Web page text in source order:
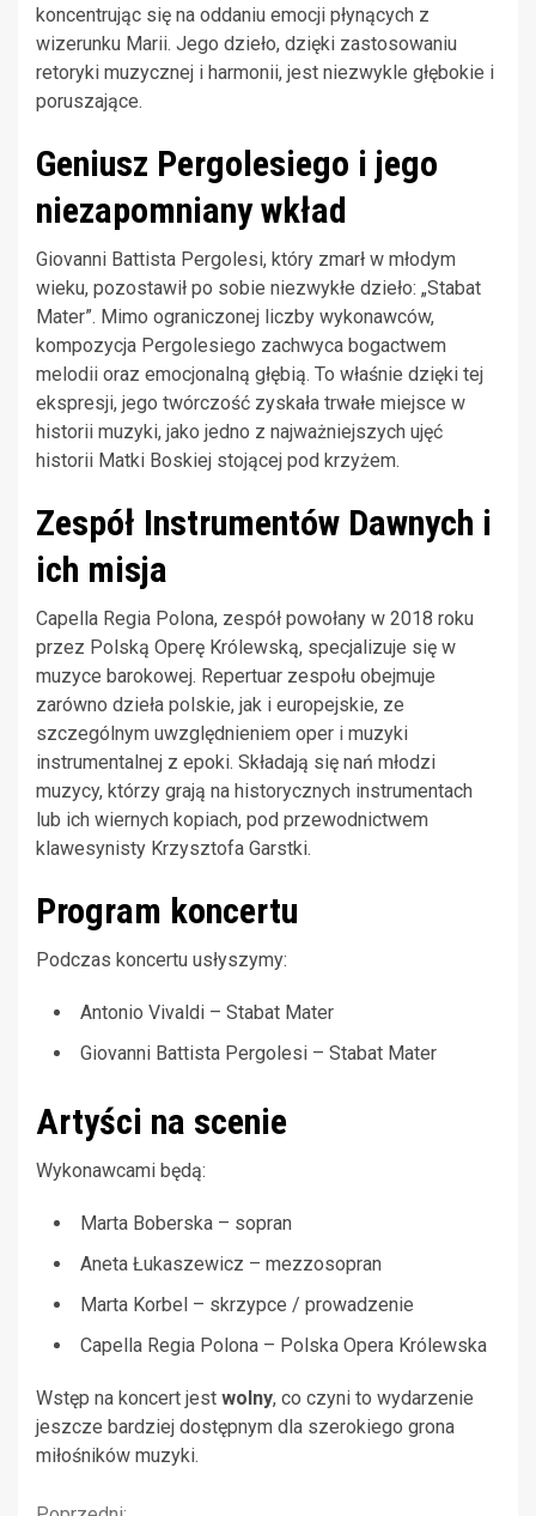
koncentrując się na oddaniu emocji płynących z
wizerunku Marii. Jego dzieło, dzięki zastosowaniu
retoryki muzycznej i harmonii, jest niezwykle głębokie i
poruszające.
Geniusz Pergolesiego i jego
niezapomniany wkład
Giovanni Battista Pergolesi, który zmarł w młodym
wieku, pozostawił po sobie niezwykłe dzieło: „Stabat
Mater”. Mimo ograniczonej liczby wykonawców,
kompozycja Pergolesiego zachwyca bogactwem
melodii oraz emocjonalną głębią. To właśnie dzięki tej
ekspresji, jego twórczość zyskała trwałe miejsce w
historii muzyki, jako jedno z najważniejszych ujęć
historii Matki Boskiej stojącej pod krzyżem.
Zespół Instrumentów Dawnych i
ich misja
Capella Regia Polona, zespół powołany w 2018 roku
przez Polską Operę Królewską, specjalizuje się w
muzyce barokowej. Repertuar zespołu obejmuje
zarówno dzieła polskie, jak i europejskie, ze
szczególnym uwzględnieniem oper i muzyki
instrumentalnej z epoki. Składają się nań młodzi
muzycy, którzy grają na historycznych instrumentach
lub ich wiernych kopiach, pod przewodnictwem
klawesynisty Krzysztofa Garstki.
Program koncertu
Podczas koncertu usłyszymy:
Antonio Vivaldi – Stabat Mater
Giovanni Battista Pergolesi – Stabat Mater
Artyści na scenie
Wykonawcami będą:
Marta Boberska – sopran
Aneta Łukaszewicz – mezzosopran
Marta Korbel – skrzypce / prowadzenie
Capella Regia Polona – Polska Opera Królewska
Wstęp na koncert jest wolny, co czyni to wydarzenie
jeszcze bardziej dostępnym dla szerokiego grona
miłośników muzyki.